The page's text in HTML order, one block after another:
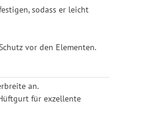
sodass er leicht
vor den Elementen.
an.
für exzellente